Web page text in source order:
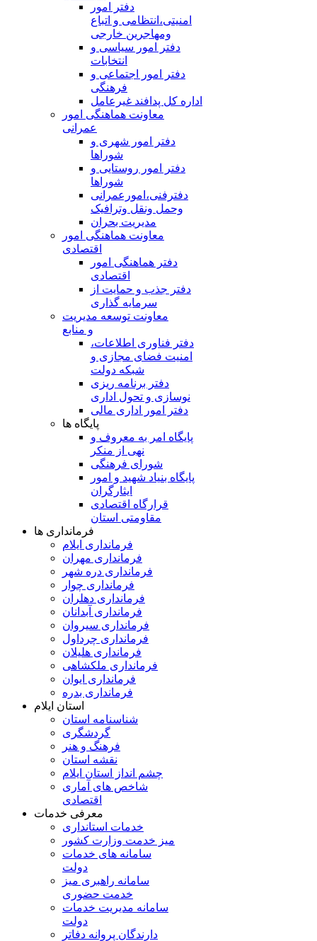
دفتر امور
امنيتی،انتظامی و اتباع
ومهاجرین خارجی
دفتر امور سیاسی و
انتخابات
دفتر امور اجتماعی و
فرهنگی
اداره کل پدافند غیرعامل
معاونت هماهنگی امور
عمرانی
دفتر امور شهری و
شوراها
دفتر امور روستایی و
شوراها
دفترفنی،امورعمرانی
وحمل ونقل وترافيک
مدیریت بحران
معاونت هماهنگی امور
اقتصادی
دفتر هماهنگی امور
اقتصادی
دفتر جذب و حمایت از
سرمایه گذاری
معاونت توسعه مدیریت
و منابع
دفتر فناوری اطلاعات،
امنیت فضای مجازی و
شبکه دولت
دفتر برنامه ریزی
نوسازی و تحول اداری
دفتر امور اداری مالی
پایگاه ها
پایگاه امر به معروف و
نهی از منکر
شورای فرهنگی
پایگاه بنیاد شهید و امور
ایثارگران
قرارگاه اقتصادی
مقاومتی استان
فرمانداری ها
فرمانداری ایلام
فرمانداری مهران
فرمانداری دره شهر
فرمانداری چوار
فرمانداری دهلران
فرمانداری آبدانان
فرمانداری سیروان
فرمانداری چرداول
فرمانداری هلیلان
فرمانداری ملکشاهی
فرمانداری ایوان
فرمانداری بدره
استان ایلام
شناسنامه استان
گردشگری
فرهنگ و هنر
نقشه استان
چشم انداز استان ایلام
شاخص های آماری
اقتصادی
معرفی خدمات
خدمات استانداری
میز خدمت وزارت کشور
سامانه های خدمات
دولت
سامانه راهبری میز
خدمت حضوری
سامانه مدیریت خدمات
دولت
دارندگان پروانه دفاتر